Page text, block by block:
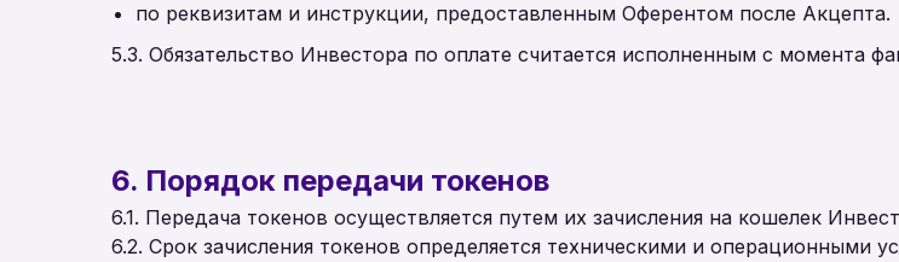
по реквизитам и инструкции, предоставленным Оферентом после Акцепта.
5.3. Обязательство Инвестора по оплате считается исполненным с момента
6. Порядок передачи токенов
6.1. Передача токенов осуществляется путем их зачисления на кошелек
6.2. Срок зачисления токенов определяется техническими и операционными